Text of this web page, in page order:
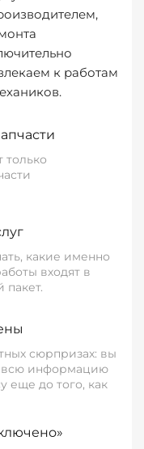
к работам
только
какие именно
входят в
сюрпризах: вы
всю информацию
еще до того, как